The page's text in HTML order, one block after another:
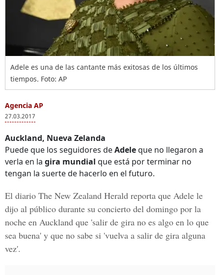
Adele es una de las cantante más exitosas de los últimos
tiempos. Foto: AP
Agencia AP
27.03.2017
Auckland, Nueva Zelanda
Puede que los seguidores deAdeleque no llegaron a
verla en la gira mundial que está por terminar no
tengan la suerte de hacerlo en el futuro.
El diario The New Zealand Herald reporta que Adele le
dijo al público durante su concierto del domingo por la
noche en Auckland que 'salir de gira no es algo en lo que
sea buena' y que no sabe si 'vuelva a salir de gira alguna
vez'.